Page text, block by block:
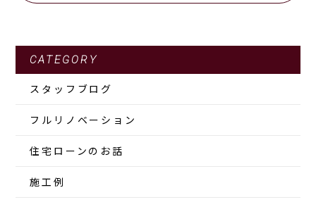
CATEGORY
スタッフブログ
フルリノベーション
住宅ローンのお話
施工例